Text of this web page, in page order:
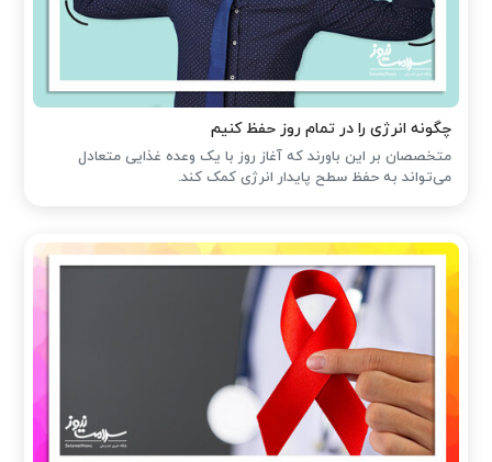
چگونه انرژی را در تمام روز حفظ کنیم
متخصصان بر این باورند که آغاز روز با یک وعده غذایی متعادل
می‌تواند به حفظ سطح پایدار انرژی کمک کند.